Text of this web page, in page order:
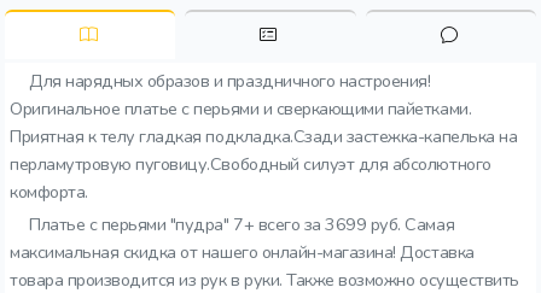
Для нарядных образов и праздничного настроения!
Оригинальное платье с перьями и сверкающими пайетками.
Приятная к телу гладкая подкладка.Сзади застежка-капелька на
перламутровую пуговицу.Свободный силуэт для абсолютного
комфорта.
Платье с перьями "пудра" 7+ всего за 3699 руб. Самая
максимальная скидка от нашего онлайн-магазина! Доставка
товара производится из рук в руки. Также возможно осуществить